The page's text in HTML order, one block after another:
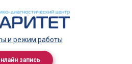
и режим работы
запись